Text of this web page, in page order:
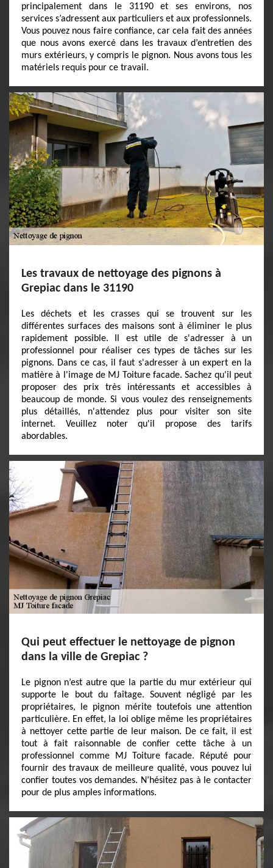
principalement dans le 31190 et ses environs, nos
services s’adressent aux particuliers et aux professionnels.
Vous pouvez nous faire confiance, car cela fait des années
que nous avons exercé dans les travaux d’entretien des
murs extérieurs, y compris le pignon. Nous avons tous les
matériels requis pour ce travail.
Les travaux de nettoyage des pignons à
Grepiac dans le 31190
Les déchets et les crasses qui se trouvent sur les
différentes surfaces des maisons sont à éliminer le plus
rapidement possible. Il est utile de s'adresser à un
professionnel pour réaliser ces types de tâches sur les
pignons. Dans ce cas, il faut s'adresser à un expert en la
matière à l'image de MJ Toiture facade. Sachez qu'il peut
proposer des prix très intéressants et accessibles à
beaucoup de monde. Si vous voulez des renseignements
plus détaillés, n'attendez plus pour visiter son site
internet. Veuillez noter qu'il propose des tarifs
abordables.
Qui peut effectuer le nettoyage de pignon
dans la ville de Grepiac ?
Le pignon n’est autre que la partie du mur extérieur qui
supporte le bout du faîtage. Souvent négligé par les
propriétaires, le pignon mérite toutefois une attention
particulière. En effet, la loi oblige même les propriétaires
à nettoyer cette partie de leur maison. De ce fait, il est
tout à fait raisonnable de confier cette tâche à un
professionnel comme MJ Toiture facade. Réputé pour
fournir des travaux de meilleure qualité, vous pouvez lui
confier toutes vos demandes. N’hésitez pas à le contacter
pour de plus amples informations.